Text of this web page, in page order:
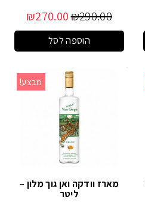
₪290.00
₪270.00
הוספה לסל
מבצע!
מארז וודקה ואן גוך מלון –
ליטר